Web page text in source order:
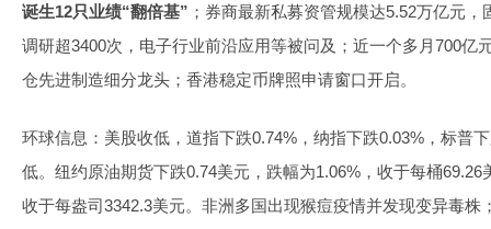
诞生12只业绩“翻倍基” ；券商最新私募资管规模达5.52万亿元
调研超3400次，电子行业前沿应用等被问及；近一个多月700亿
仓先进制造细分龙头；香港稳定币牌照申请窗口开启。
环球信息：美股收低，道指下跌0.74%，纳指下跌0.03%，标普
低。纽约原油期货下跌0.74美元，跌幅为1.06%，收于每桶
收于每盎司3342.3美元。非洲多国出现猴痘疫情并发现变异毒株